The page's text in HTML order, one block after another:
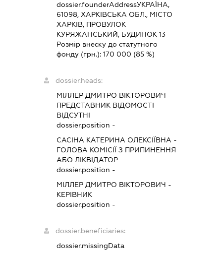
dossier.founderAddressУКРАЇНА,
61098, ХАРКІВСЬКА ОБЛ., МІСТО
ХАРКІВ, ПРОВУЛОК
КУРЯЖАНСЬКИЙ, БУДИНОК 13
Розмір внеску до статутного
фонду (грн.): 170 000 (85 %)
dossier.heads:
МІЛЛЕР ДМИТРО ВІКТОРОВИЧ -
ПРЕДСТАВНИК ВІДОМОСТІ
ВІДСУТНІ
dossier.position -
САСІНА КАТЕРИНА ОЛЕКСІЇВНА -
ГОЛОВА КОМІСІЇ З ПРИПИНЕННЯ
АБО ЛІКВІДАТОР
dossier.position -
МІЛЛЕР ДМИТРО ВІКТОРОВИЧ -
КЕРІВНИК
dossier.position -
dossier.beneficiaries:
dossier.missingData